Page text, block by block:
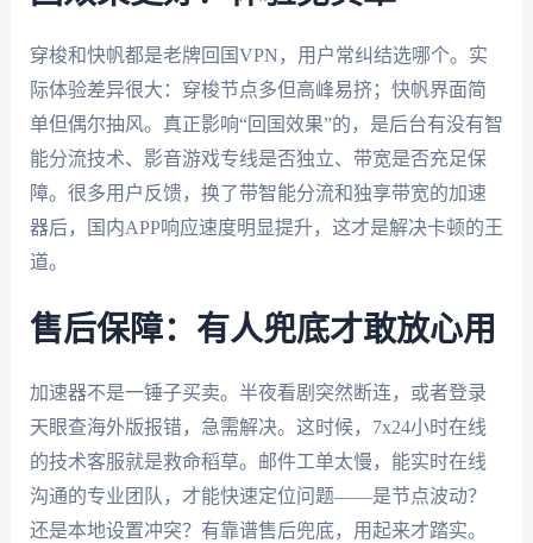
穿梭和快帆都是老牌回国VPN，用户常纠结选哪个。实
际体验差异很大：穿梭节点多但高峰易挤；快帆界面简
单但偶尔抽风。真正影响“回国效果”的，是后台有没有智
能分流技术、影音游戏专线是否独立、带宽是否充足保
障。很多用户反馈，换了带智能分流和独享带宽的加速
器后，国内APP响应速度明显提升，这才是解决卡顿的王
道。
售后保障：有人兜底才敢放心用
加速器不是一锤子买卖。半夜看剧突然断连，或者登录
天眼查海外版报错，急需解决。这时候，7x24小时在线
的技术客服就是救命稻草。邮件工单太慢，能实时在线
沟通的专业团队，才能快速定位问题——是节点波动？
还是本地设置冲突？有靠谱售后兜底，用起来才踏实。